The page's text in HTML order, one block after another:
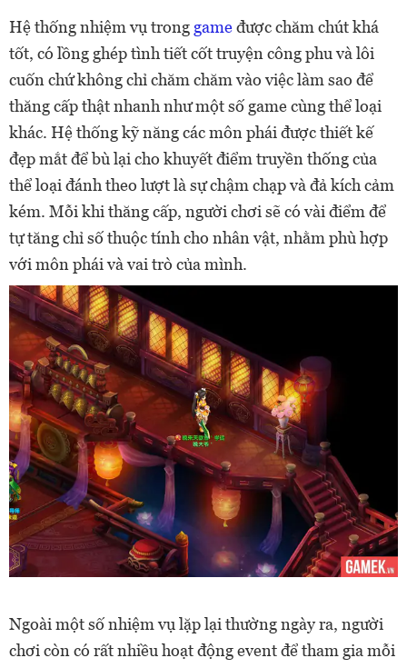
Hệ thống nhiệm vụ trong gameđược chăm chút khá
tốt, có lồng ghép tình tiết cốt truyện công phu và lôi
cuốn chứ không chỉ chăm chăm vào việc làm sao để
thăng cấp thật nhanh như một số game cùng thể loại
khác. Hệ thống kỹ năng các môn phái được thiết kế
đẹp mắt để bù lại cho khuyết điểm truyền thống của
thể loại đánh theo lượt là sự chậm chạp và đả kích cảm
kém. Mỗi khi thăng cấp, người chơi sẽ có vài điểm để
tự tăng chỉ số thuộc tính cho nhân vật, nhằm phù hợp
với môn phái và vai trò của mình.
Ngoài một số nhiệm vụ lặp lại thường ngày ra, người
chơi còn có rất nhiều hoạt động event để tham gia mỗi